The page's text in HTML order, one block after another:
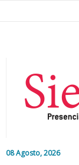
08 Agosto, 2026